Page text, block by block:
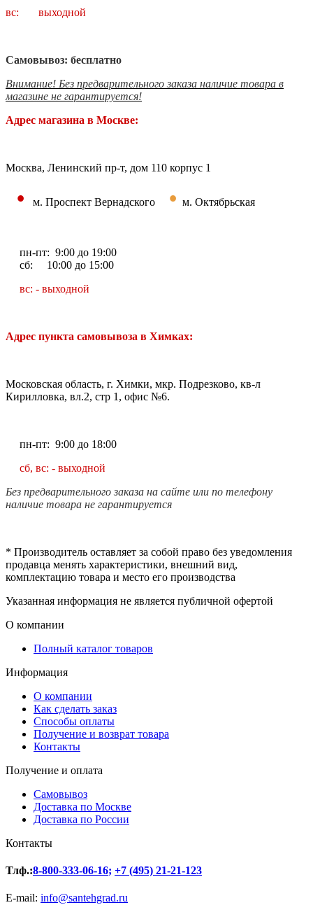
вс: выходной
Самовывоз: бесплатно
Внимание! Без предварительного заказа наличие товара в
магазине не гарантируется!
Адрес магазина в Москве:
Москва, Ленинский пр-т, дом 110 корпус 1
• м. Проспект Вернадского • м. Октябрьская
пн-пт: 9:00 до 19:00
сб: 10:00 до 15:00
вс: - выходной
Адрес пункта самовывоза в Химках:
Московская область, г. Химки, мкр. Подрезково, кв-л
Кирилловка, вл.2, стр 1, офис №6.
пн-пт: 9:00 до 18:00
сб, вс: - выходной
Без предварительного заказа на сайте или по телефону
наличие товара не гарантируется
* Производитель оставляет за собой право без уведомления
продавца менять характеристики, внешний вид,
комплектацию товара и место его производства
Указанная информация не является публичной офертой
О компании
Полный каталог товаров
Информация
О компании
Как сделать заказ
Способы оплаты
Получение и возврат товара
Контакты
Получение и оплата
Самовывоз
Доставка по Москве
Доставка по России
Контакты
Тлф.:8-800-333-06-16; +7 (495) 21-21-123
E-mail: info@santehgrad.ru